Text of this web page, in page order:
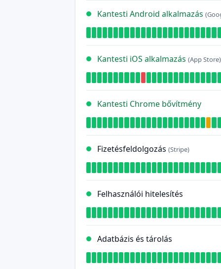
Kantesti Android alkalmazás
Kantesti iOS alkalmazás (App Store)
Kantesti Chrome bővítmény
Fizetésfeldolgozás (Stripe)
Felhasználói hitelesítés
Adatbázis és tárolás